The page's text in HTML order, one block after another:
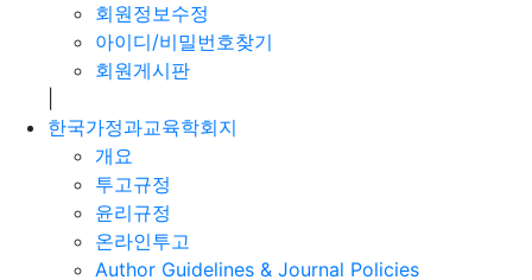
회원정보수정
아이디/비밀번호찾기
회원게시판
한국가정과교육학회지
개요
투고규정
윤리규정
온라인투고
Author Guidelines & Journal Policies